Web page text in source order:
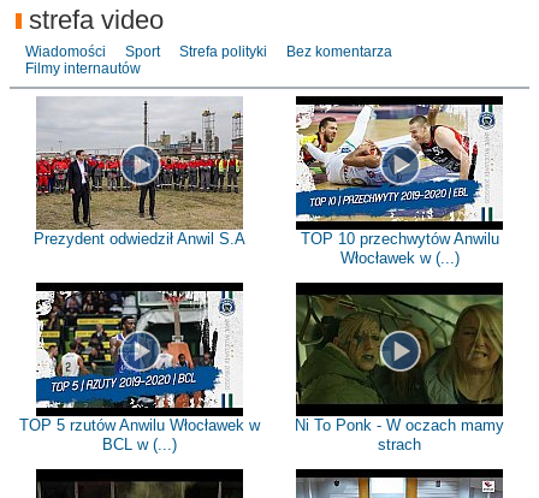
strefa video
Wiadomości Sport Strefa polityki
Bez komentarza
Filmy internautów
Prezydent odwiedził Anwil S.A
TOP 10 przechwytów Anwilu
Włocławek w (...)
TOP 5 rzutów Anwilu Włocławek w
BCL w (...)
Ni To Ponk - W oczach mamy
strach